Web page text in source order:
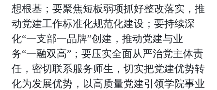
想根基；要聚焦短板弱项抓好整改落实，推
动党建工作标准化规范化建设；要持续深
化“一支部一品牌”创建，推动党建与业
务“一融双高”；要压实全面从严治党主体责
任，密切联系服务师生，切实把党建优势转
化为发展优势，以高质量党建引领学院事业